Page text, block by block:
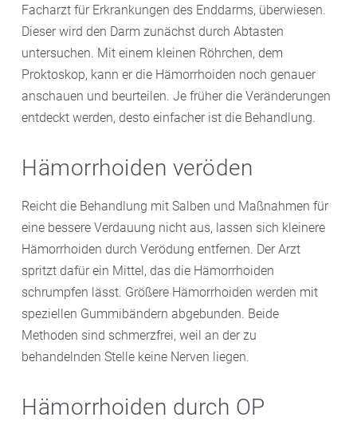
Facharzt für Erkrankungen des Enddarms, überwiesen.
Dieser wird den Darm zunächst durch Abtasten
untersuchen. Mit einem kleinen Röhrchen, dem
Proktoskop, kann er die Hämorrhoiden noch genauer
anschauen und beurteilen. Je früher die Veränderungen
entdeckt werden, desto einfacher ist die Behandlung.
Hämorrhoiden veröden
Reicht die Behandlung mit Salben und Maßnahmen für
eine bessere Verdauung nicht aus, lassen sich kleinere
Hämorrhoiden durch Verödung entfernen. Der Arzt
spritzt dafür ein Mittel, das die Hämorrhoiden
schrumpfen lässt. Größere Hämorrhoiden werden mit
speziellen Gummibändern abgebunden. Beide
Methoden sind schmerzfrei, weil an der zu
behandelnden Stelle keine Nerven liegen.
Hämorrhoiden durch OP